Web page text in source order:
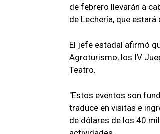
de febrero llevarán a
de Lechería, que
El jefe estadal afirmó
Agroturismo, los IV
Teatro.
"Estos eventos son
traduce en visitas e
de dólares de los 40